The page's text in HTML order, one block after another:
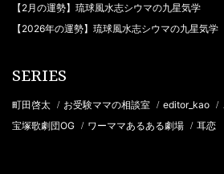
【2月の運勢】琉球風水志シウマの九星気学
【2026年の運勢】琉球風水志シウマの九星気学
SERIES
町田啓太 / お受験ママの相談室 / editor_kao /
宝塚歌劇団OG / ワーママあるある劇場 / 耳恋